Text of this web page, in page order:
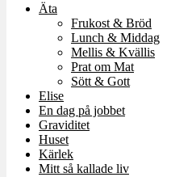
Äta
Frukost & Bröd
Lunch & Middag
Mellis & Kvällis
Prat om Mat
Sött & Gott
Elise
En dag på jobbet
Graviditet
Huset
Kärlek
Mitt så kallade liv